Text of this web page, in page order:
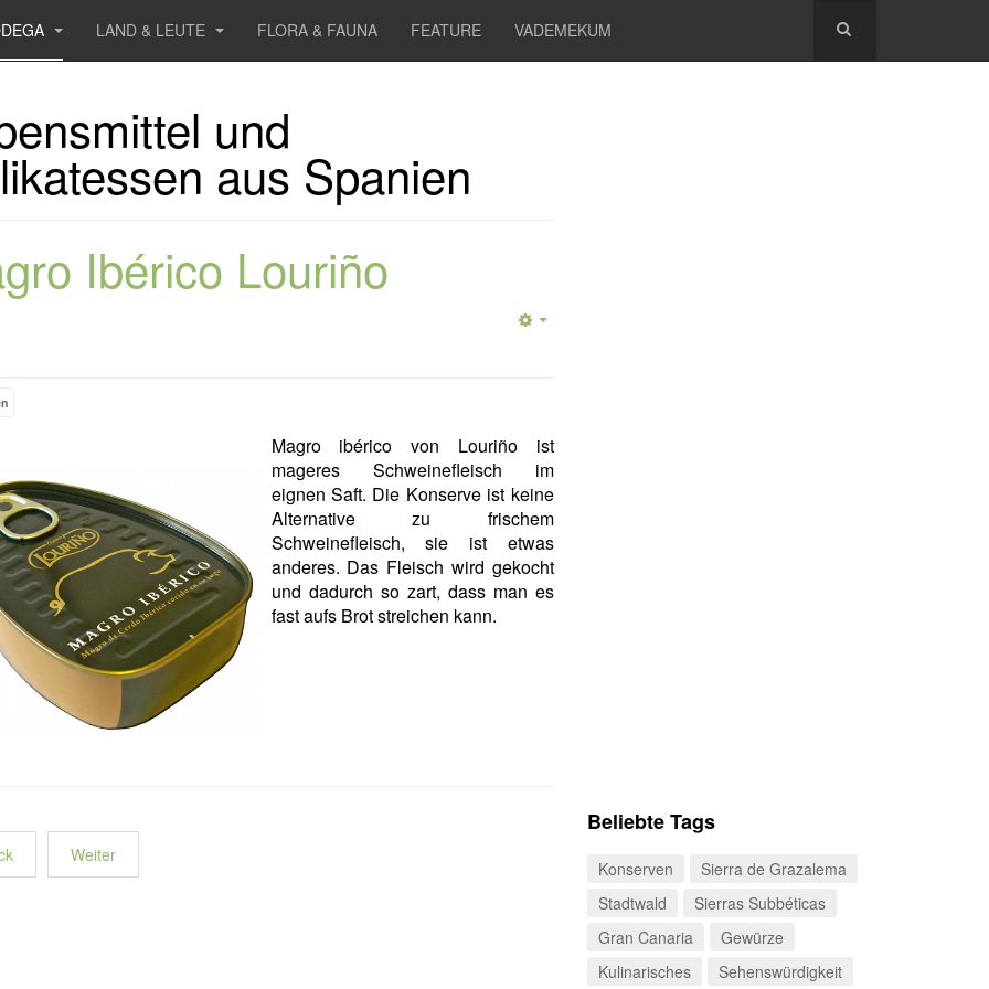
LAND & LEUTE FLORA & FAUNA FEATURE VADEMEKUM
und
aus Spanien
Ibérico Louriño
Magro ibérico von Louriño ist
mageres Schweinefleisch im
eignen Saft. Die Konserve ist keine
Alternative zu frischem
Schweinefleisch, sie ist etwas
anderes. Das Fleisch wird gekocht
und dadurch so zart, dass man es
fast aufs Brot streichen kann.
Weiter
Beliebte Tags
Konserven
Sierra de Grazalema
Stadtwald
Sierras Subbéticas
Gran Canaria
Gewürze
Kulinarisches
Sehenswürdigkeit